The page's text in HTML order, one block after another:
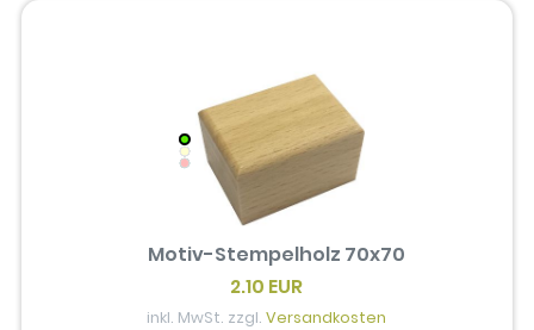
Motiv-Stempelholz 70x70
2.10 EUR
inkl. MwSt. zzgl.Versandkosten